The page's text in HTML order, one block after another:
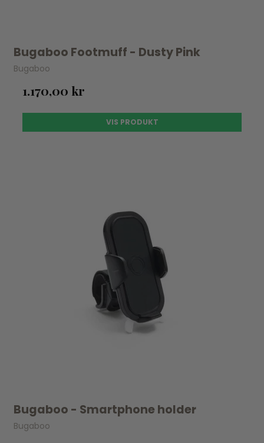
Bugaboo Footmuff - Dusty Pink
Bugaboo
1.170,00 kr
VIS PRODUKT
Bugaboo - Smartphone holder
Bugaboo